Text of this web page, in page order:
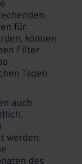
für
können
Filter
Tagen
auch
werden.
des